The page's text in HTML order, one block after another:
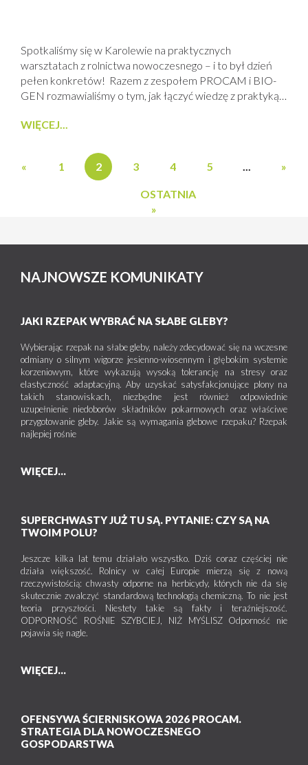
Spotkaliśmy się w Karolewie na praktycznych
warsztatach z rolnictwa nowoczesnego – i to był dzień
pełen konkretów! Razem z zespołem PROCAM i BIO-
GEN rozmawialiśmy o tym, jak łączyć wiedzę z praktyką,
najnowszych rozwiązań nawozowych i mikrobiologicznych
analiza gleby i sposoby diagnozowania jej właściwości
bezpośrednio w terenie Praktyczne...
WIĘCEJ...
« 1 2 3 4 5 ... »
OSTATNIA
»
NAJNOWSZE KOMUNIKATY
JAKI RZEPAK WYBRAĆ NA SŁABE GLEBY?
Wybierając rzepak na słabe gleby, należy zdecydować się na wczesne
odmiany o silnym wigorze jesienno-wiosennym i głębokim systemie
korzeniowym, które wykazują wysoką tolerancję na stresy oraz
elastyczność adaptacyjną. Aby uzyskać satysfakcjonujące plony na
takich stanowiskach, niezbędne jest również odpowiednie
uzupełnienie niedoborów składników pokarmowych oraz właściwe
przygotowanie gleby. Jakie są wymagania glebowe rzepaku? Rzepak
najlepiej rośnie
WIĘCEJ...
SUPERCHWASTY JUŻ TU SĄ. PYTANIE: CZY SĄ NA
TWOIM POLU?
Jeszcze kilka lat temu działało wszystko. Dziś coraz częściej nie
działa większość. Rolnicy w całej Europie mierzą się z nową
rzeczywistością: chwasty odporne na herbicydy, których nie da się
skutecznie zwalczyć standardową technologią chemiczną. To nie jest
teoria przyszłości. Niestety takie są fakty i teraźniejszość.
ODPORNOŚĆ ROŚNIE SZYBCIEJ, NIŻ MYŚLISZ Odporność nie
pojawia się nagle.
WIĘCEJ...
OFENSYWA ŚCIERNISKOWA 2026 PROCAM.
STRATEGIA DLA NOWOCZESNEGO
GOSPODARSTWA